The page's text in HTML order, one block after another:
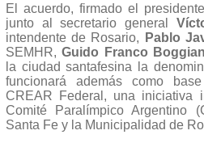
El acuerdo, firmado el
junto al secretario general
intendente de Rosario,
Pablo
SEMHR,Guido Franco
la ciudad santafesina la
funcionará además como
CREAR Federal, una iniciativa
Comité Paralímpico Argentino
Santa Fe y la Municipalidad de